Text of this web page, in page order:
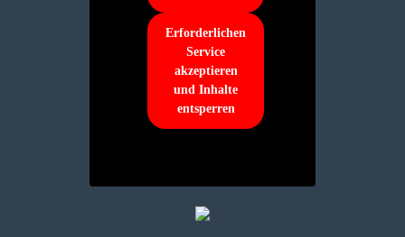
Erforderlichen
Service
akzeptieren
und Inhalte
entsperren